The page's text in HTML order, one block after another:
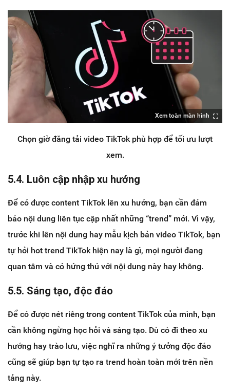
Xem toàn màn hình
Chọn giờ đăng tải video TikTok phù hợp để tối ưu lượt
xem.
5.4. Luôn cập nhập xu hướng
Để có được content TikTok lên xu hướng, bạn cần đảm
bảo nội dung liên tục cập nhất những “trend” mới. Vì vậy,
trước khi lên nội dung hay mẫu kịch bản video TikTok, bạn
tự hỏi hot trend TikTok hiện nay là gì, mọi người đang
quan tâm và có hứng thú với nội dung này hay không.
5.5. Sáng tạo, độc đáo
Để có được nét riêng trong content TikTok của mình, bạn
cần không ngừng học hỏi và sáng tạo. Dù có đi theo xu
hướng hay trào lưu, việc nghĩ ra những ý tưởng độc đáo
cũng sẽ giúp bạn tự tạo ra trend hoàn toàn mới trên nền
tảng này.